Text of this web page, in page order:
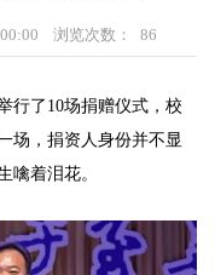
浏览次数： 86
行了10场捐赠仪式，校
场，捐资人身份并不显
噙着泪花。